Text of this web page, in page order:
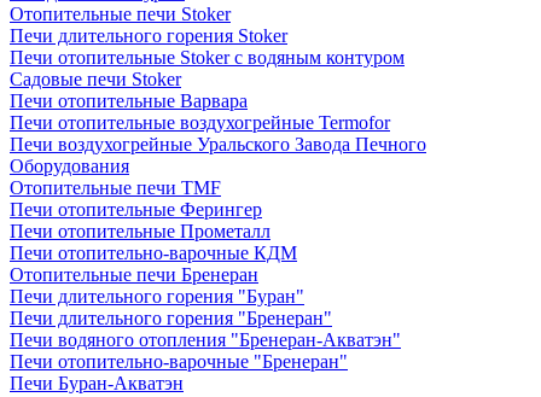
Отопительные печи Stoker
Печи длительного горения Stoker
Печи отопительные Stoker с водяным контуром
Садовые печи Stoker
Печи отопительные Варвара
Печи отопительные воздухогрейные Termofor
Печи воздухогрейные Уральского Завода Печного
Оборудования
Отопительные печи TMF
Печи отопительные Ферингер
Печи отопительные Прометалл
Печи отопительно-варочные КДМ
Отопительные печи Бренеран
Печи длительного горения "Буран"
Печи длительного горения "Бренеран"
Печи водяного отопления "Бренеран-Акватэн"
Печи отопительно-варочные "Бренеран"
Печи Буран-Акватэн